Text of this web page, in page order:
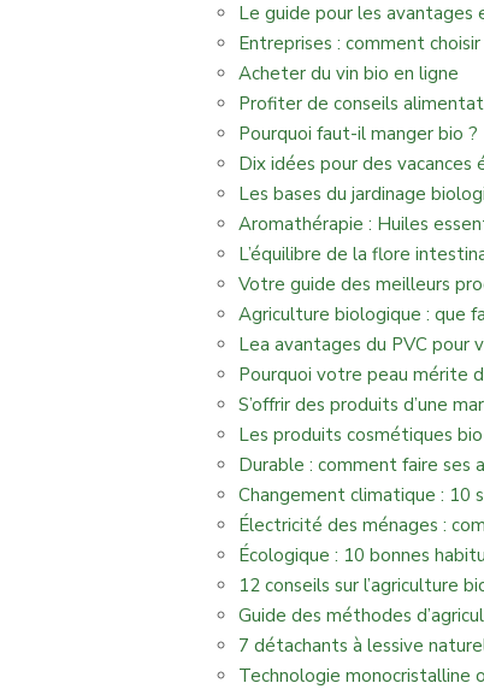
Le guide pour les avantages
Entreprises : comment
Acheter du vin bio en ligne
Profiter de conseils
Pourquoi faut-il manger bio ?
Dix idées pour des vacances
Les bases du jardinage
Aromathérapie : Huiles
L’équilibre de la flore
Votre guide des meilleurs
Agriculture biologique : que
Lea avantages du PVC pour
Pourquoi votre peau mérite
S’offrir des produits d’une
Les produits cosmétiques
Durable : comment faire ses
Changement climatique : 10
Électricité des ménages :
Écologique : 10 bonnes
12 conseils sur l’agriculture
Guide des méthodes
7 détachants à lessive
Technologie monocristalline